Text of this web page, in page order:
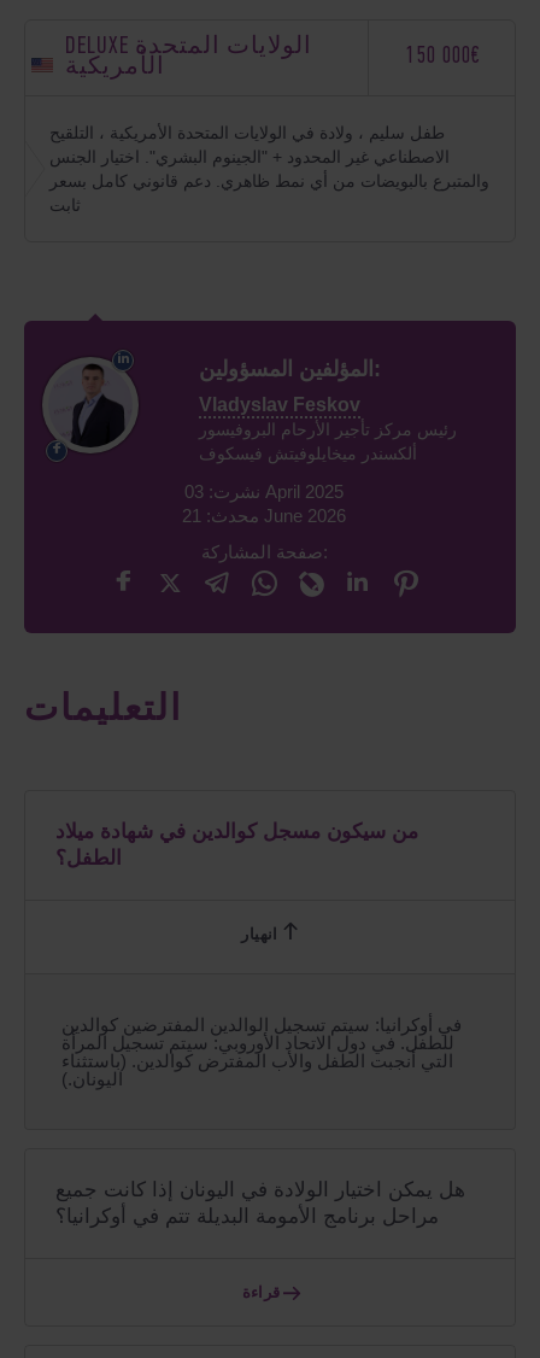
DELUXE الولايات المتحدة
الأمريكية
طفل سليم ، ولادة في الولايات المتحدة الأمريكية ، التلقيح
الاصطناعي غير المحدود + "الجينوم البشري". اختيار الجنس
والمتبرع بالبويضات من أي نمط ظاهري. دعم قانوني كامل بسعر
ثابت
150 000€
المؤلفين المسؤولين:
Vladyslav Feskov
رئيس مركز تأجير الأرحام البروفيسور
ألكسندر ميخايلوفيتش فيسكوف
نشرت: 03 April 2025
محدث: 21 June 2026
صفحة المشاركة:
التعليمات
من سيكون مسجل كوالدين في شهادة ميلاد
الطفل؟
في أوكرانيا: سيتم تسجيل الوالدين المفترضين كوالدين
للطفل. في دول الاتحاد الأوروبي: سيتم تسجيل المرأة
التي أنجبت الطفل والأب المفترض كوالدين. (باستثناء
اليونان.)
هل يمكن اختيار الولادة في اليونان إذا كانت جميع
مراحل برنامج الأمومة البديلة تتم في أوكرانيا؟
قراءة